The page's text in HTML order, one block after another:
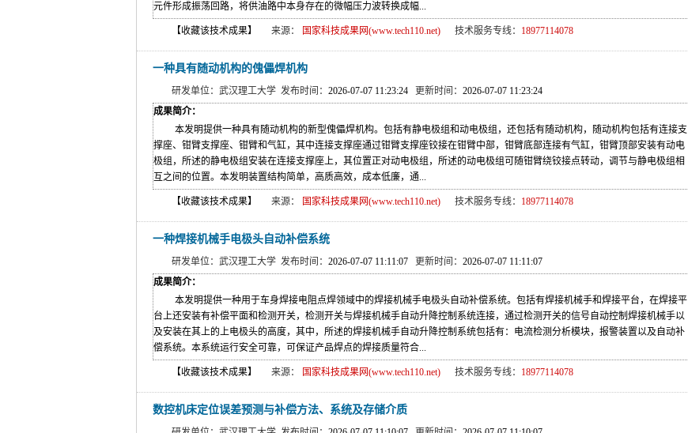
元件形成振荡回路，将供油路中本身存在的微幅压力波转换成幅...
【收藏该技术成果】 来源： 国家科技成果网(www.tech110.net) 技术服务专线： 18977114078
一种具有随动机构的傀儡焊机构
研发单位：武汉理工大学 发布时间： 2026-07-07 11:23:24 更新时间： 2026-07-07 11:23:24
成果简介：
本发明提供一种具有随动机构的新型傀儡焊机构。包括有静电极组和动电极组，还包括有随动机构，随动机构包括有连接支
撑座、钳臂支撑座、钳臂和气缸，其中连接支撑座通过钳臂支撑座铰接在钳臂中部，钳臂底部连接有气缸，钳臂顶部安装有动电
极组，所述的静电极组安装在连接支撑座上，其位置正对动电极组，所述的动电极组可随钳臂绕铰接点转动，调节与静电极组相
互之间的位置。本发明装置结构简单，高质高效，成本低廉，通...
【收藏该技术成果】 来源： 国家科技成果网(www.tech110.net) 技术服务专线： 18977114078
一种焊接机械手电极头自动补偿系统
研发单位：武汉理工大学 发布时间： 2026-07-07 11:11:07 更新时间： 2026-07-07 11:11:07
成果简介：
本发明提供一种用于车身焊接电阻点焊领域中的焊接机械手电极头自动补偿系统。包括有焊接机械手和焊接平台，在焊接平
台上还安装有补偿平面和检测开关，检测开关与焊接机械手自动升降控制系统连接，通过检测开关的信号自动控制焊接机械手以
及安装在其上的上电极头的高度，其中，所述的焊接机械手自动升降控制系统包括有：电流检测分析模块，报警装置以及自动补
偿系统。本系统运行安全可靠，可保证产品焊点的焊接质量符合...
【收藏该技术成果】 来源： 国家科技成果网(www.tech110.net) 技术服务专线： 18977114078
数控机床定位误差预测与补偿方法、系统及存储介质